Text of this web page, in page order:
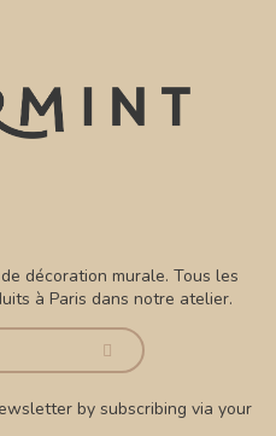
décoration murale. Tous les
à Paris dans notre atelier.
by subscribing via your